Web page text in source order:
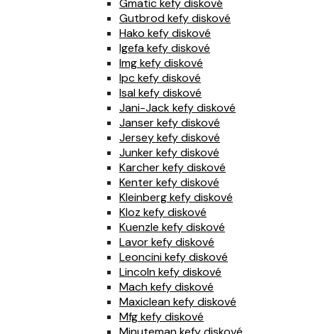
Gmatic kefy diskové
Gutbrod kefy diskové
Hako kefy diskové
Igefa kefy diskové
Img kefy diskové
Ipc kefy diskové
Isal kefy diskové
Jani-Jack kefy diskové
Janser kefy diskové
Jersey kefy diskové
Junker kefy diskové
Karcher kefy diskové
Kenter kefy diskové
Kleinberg kefy diskové
Kloz kefy diskové
Kuenzle kefy diskové
Lavor kefy diskové
Leoncini kefy diskové
Lincoln kefy diskové
Mach kefy diskové
Maxiclean kefy diskové
Mfg kefy diskové